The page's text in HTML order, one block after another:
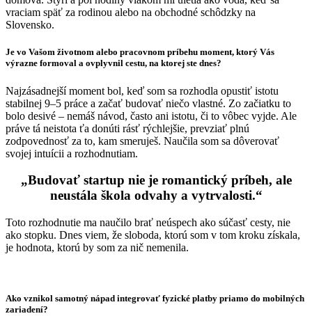
vraciam späť za rodinou alebo na obchodné schôdzky na
Slovensko.
Je vo Vašom životnom alebo pracovnom príbehu moment, ktorý Vás
výrazne formoval a ovplyvnil cestu, na ktorej ste dnes?
Najzásadnejší moment bol, keď som sa rozhodla opustiť istotu
stabilnej 9–5 práce a začať budovať niečo vlastné. Zo začiatku to
bolo desivé – nemáš návod, často ani istotu, či to vôbec vyjde. Ale
práve tá neistota ťa donúti rásť rýchlejšie, prevziať plnú
zodpovednosť za to, kam smeruješ. Naučila som sa dôverovať
svojej intuícii a rozhodnutiam.
„Budovať startup nie je romantický príbeh, ale
neustála škola odvahy a vytrvalosti.“
Toto rozhodnutie ma naučilo brať neúspech ako súčasť cesty, nie
ako stopku. Dnes viem, že sloboda, ktorú som v tom kroku získala,
je hodnota, ktorú by som za nič nemenila.
Ako vznikol samotný nápad integrovať fyzické platby priamo do mobilných
zariadení?